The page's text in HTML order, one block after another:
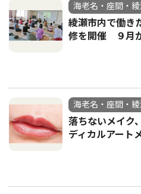
海老名・座間・
綾瀬市内で働
修を開催 ９月
海老名・座間・
落ちないメイク
ディカルアート